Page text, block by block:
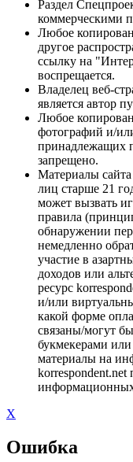
Раздел
коммерческими
Любое
другое
ссылку на
воспрещается.
Владелец веб-
является автор
Любое
фотографий и/
принадлежащих
запрещено.
Материалы сайта
лиц старше 21
может вызвать
правила
обнаружении
немедленно
участие в
доходов или
ресурс
и/или
какой форме
связаны/могут
букмекерами
материалы на
X
Ошибка